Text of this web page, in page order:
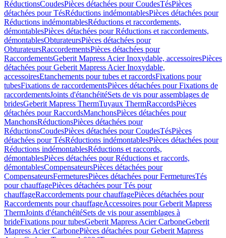
RéductionsCoudesPièces détachées pour CoudesTésPièces
détachées pour TésRéductions indémontablesPièces détachées pour
Réductions indémontablesRéductions et raccordements,
démontablesPièces détachées pour Réductions et raccordements,
démontablesObturateursPièces détachées pour
ObturateursRaccordementsPièces détachées pour
RaccordementsGeberit Mapress Acier Inoxydable, accessoiresPièces
détachées pour Geberit Mapress Acier Inoxydable,
accessoiresEtanchements pour tubes et raccordsFixations pour
tubesFixations de raccordementsPièces détachées pour Fixations de
raccordementsJoints d'étanchéitéSets de vis pour assemblages de
bridesGeberit Mapress ThermTuyaux ThermRaccordsPièces
détachées pour RaccordsManchonsPièces détachées pour
ManchonsRéductionsPièces détachées pour
RéductionsCoudesPièces détachées pour CoudesTésPièces
détachées pour TésRéductions indémontablesPièces détachées pour
Réductions indémontablesRéductions et raccords,
démontablesPièces détachées pour Réductions et raccords,
démontablesCompensateursPièces détachées pour
CompensateursFermeturesPièces détachées pour FermeturesTés
pour chauffagePièces détachées pour Tés pour
chauffageRaccordements pour chauffagePièces détachées pour
Raccordements pour chauffageAccessoires pour Geberit Mapress
ThermJoints d'étanchéitéSets de vis pour assemblages à
brideFixations pour tubesGeberit Mapress Acier CarboneGeberit
Mapress Acier CarbonePièces détachées pour Geberit Mapress